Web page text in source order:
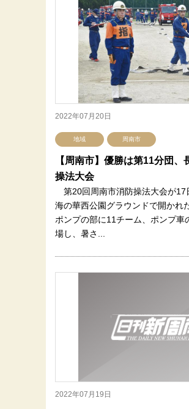
2022年07月20日
地域 周南市
【周南市】優勝は第11分団
操法大会
第20回周南市消防操法大会が17
海の華西公園グラウンドで開かれ
ポンプの部に11チーム、ポンプ車
場し、暑さ...
2022年07月19日